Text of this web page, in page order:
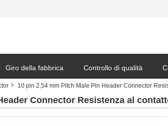
Giro della fabbrica Controllo di qualità
10 pin 2,54 mm Pitch Male Pin Header Connector
Connector Resistenza al